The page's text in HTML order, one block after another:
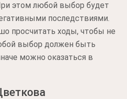
этом любой выбор будет
последствиями.
просчитать ходы, чтобы не
выбор должен быть
можно оказаться в